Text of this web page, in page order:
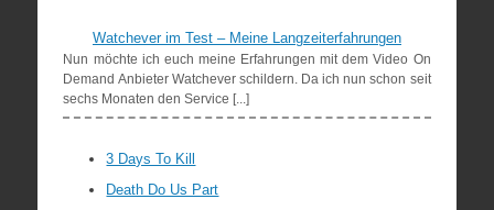
Watchever im Test – Meine Langzeiterfahrungen
Nun möchte ich euch meine Erfahrungen mit dem Video On
Demand Anbieter Watchever schildern. Da ich nun schon seit
sechs Monaten den Service [...]
3 Days To Kill
Death Do Us Part